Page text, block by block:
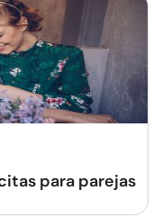
para parejas